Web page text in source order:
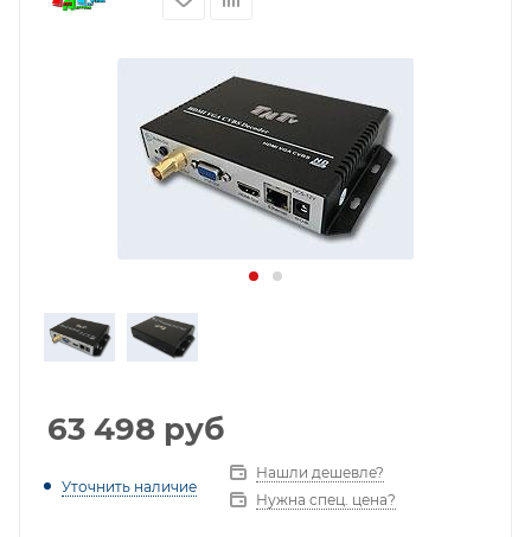
63 498 руб
Уточнить наличие
Нашли дешевле?
Нужна спец. цена?